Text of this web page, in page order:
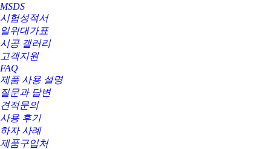
MSDS
시험성적서
일위대가표
시공 갤러리
고객지원
FAQ
제품 사용 설명
질문과 답변
견적문의
사용 후기
하자 사례
제품구입처